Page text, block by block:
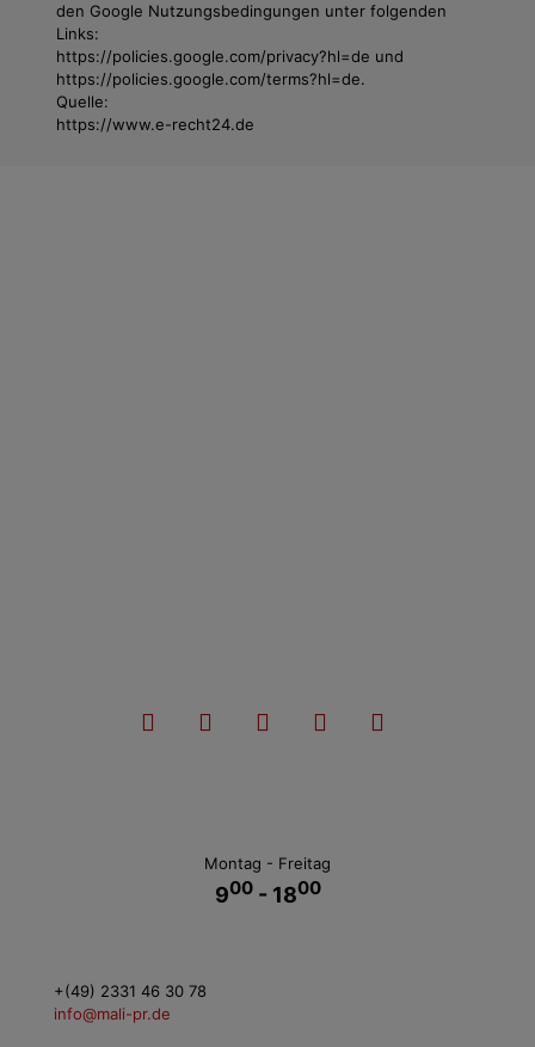
den Google Nutzungsbedingungen unter folgenden
Links:
https://policies.google.com/privacy?hl=de und
https://policies.google.com/terms?hl=de.
Quelle:
https://www.e-recht24.de
Montag - Freitag
900- 1800
+(49) 2331 46 30 78
info@mali-pr.de